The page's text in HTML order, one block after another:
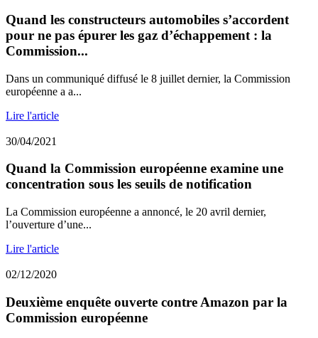
Quand les constructeurs automobiles s’accordent
pour ne pas épurer les gaz d’échappement : la
Commission...
Dans un communiqué diffusé le 8 juillet dernier, la Commission
européenne a a...
Lire l'article
30/04/2021
Quand la Commission européenne examine une
concentration sous les seuils de notification
La Commission européenne a annoncé, le 20 avril dernier,
l’ouverture d’une...
Lire l'article
02/12/2020
Deuxième enquête ouverte contre Amazon par la
Commission européenne